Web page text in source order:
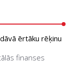
ērtāku rēķinu
finanses